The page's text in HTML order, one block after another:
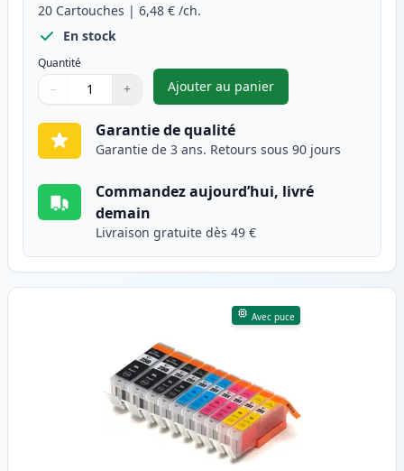
20 Cartouches | 6,48 € /ch.
En stock
Quantité
Quantité
Utilisez les boutons pour ajuster
− +
Quantité
Ajouter au panier
,Pack de 20 Canon PGI-
Garantie de qualité
Garantie de 3 ans. Retours sous 90 jours
Commandez aujourd’hui, livré
demain
Livraison gratuite dès 49 €
Avec puce